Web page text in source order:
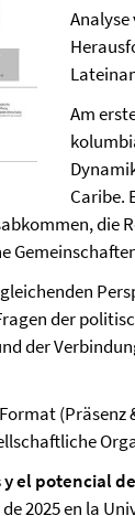
Am
Caribe.
die
der
der
el potencial
2025 en la